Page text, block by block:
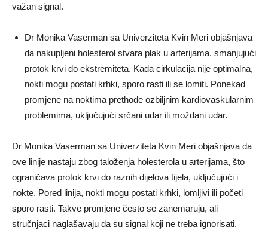
važan signal.
Dr Monika Vaserman sa Univerziteta Kvin Meri objašnjava
da nakupljeni holesterol stvara plak u arterijama, smanjujući
protok krvi do ekstremiteta. Kada cirkulacija nije optimalna,
nokti mogu postati krhki, sporo rasti ili se lomiti. Ponekad
promjene na noktima prethode ozbiljnim kardiovaskularnim
problemima, uključujući srčani udar ili moždani udar.
Dr Monika Vaserman sa Univerziteta Kvin Meri objašnjava da
ove linije nastaju zbog taloženja holesterola u arterijama, što
ograničava protok krvi do raznih dijelova tijela, uključujući i
nokte. Pored linija, nokti mogu postati krhki, lomljivi ili početi
sporo rasti. Takve promjene često se zanemaruju, ali
stručnjaci naglašavaju da su signal koji ne treba ignorisati.